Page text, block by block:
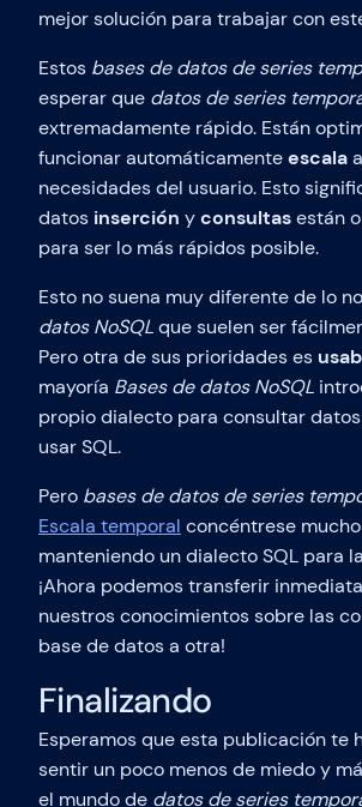
mejor solución para trabajar con
Estos bases de datos de series
esperar que datos de series
extremadamente rápido. Están
funcionar automáticamenteescala
necesidades del usuario. Esto
datos inserción yconsultasestán
para ser lo más rápidos posible.
Esto no suena muy diferente de lo
datos NoSQLque suelen ser
Pero otra de sus prioridades es
mayoría Bases de datos NoSQL
propio dialecto para consultar
usar SQL.
Pero bases de datos de series
Escala temporal concéntrese
manteniendo un dialecto SQL para
¡Ahora podemos transferir
nuestros conocimientos sobre las
base de datos a otra!
Finalizando
Esperamos que esta publicación te
sentir un poco menos de miedo y
el mundo de datos de series